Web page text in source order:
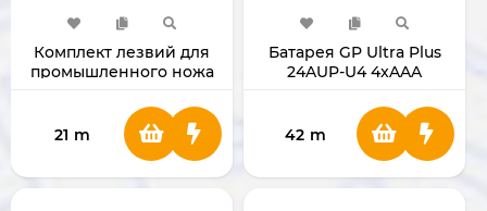
Комплект лезвий для
промышленного ножа
21 m
Батарея GP Ultra Plus
24AUP-U4 4xAAA
42 m